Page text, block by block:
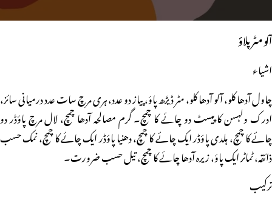
آلو مٹر پلاؤ
اشیاء
چاول آدھا کلو، آلو آدھا کلو، مٹر ڈیڑھ پاؤ، پیاز دو عدد، ہری مرچ سات عدد درمیانی سائز،
ادرک ولہسن کا پیسٹ دو چائے کا چمچ۔ گرم مصالحہ آدھا چمچ، لال مرچ پاؤڈر دو
چائے کا چمچ، ہلدی پاؤڈر ایک چائے کا چمچ، دھنیا پاؤڈر ایک چائے کا چمچ، نمک حسب
ذائقہ، ٹماٹر ایک پاؤ، زیرہ آدھا چائے کا چمچ، تیل حسب ضرورت۔
ترکیب